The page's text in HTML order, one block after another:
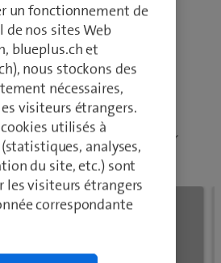
et utilisation
le signal
est activé, vous pouvez
appel sans avoir à terminer
un fonctionnement de
de nos sites Web
blueplus.ch et
nous stockons des
nécessaires,
visiteurs étrangers.
utilisés à
analyses,
du site, etc.) sont
les visiteurs étrangers
correspondante